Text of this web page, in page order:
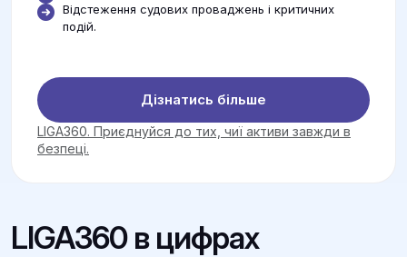
Відстеження судових проваджень і критичних
подій.
Дізнатись більше
LIGA360. Приєднуйся до тих, чиї активи завжди в
безпеці.
LIGA360 в цифрах